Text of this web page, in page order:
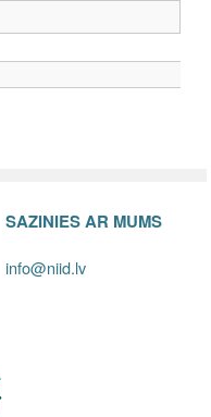
SAZINIES AR MUMS
info@niid.lv